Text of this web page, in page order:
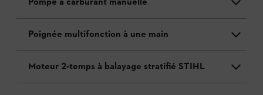
Poignée multifonction à une main
Moteur 2-temps à balayage stratifié STIHL